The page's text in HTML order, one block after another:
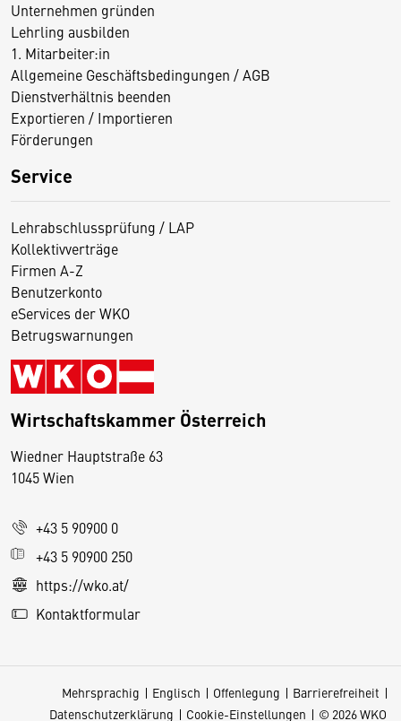
Unternehmen gründen
Lehrling ausbilden
1. Mitarbeiter:in
Allgemeine Geschäftsbedingungen / AGB
Dienstverhältnis beenden
Exportieren / Importieren
Förderungen
Service
Lehrabschlussprüfung / LAP
Kollektivverträge
Firmen A-Z
Benutzerkonto
eServices der WKO
Betrugswarnungen
Wirtschaftskammer Österreich
Wiedner Hauptstraße 63
1045 Wien
+43 5 90900 0
+43 5 90900 250
https://wko.at/
Kontaktformular
Mehrsprachig Englisch Offenlegung
Barrierefreiheit
Datenschutzerklärung
Cookie-Einstellungen © 2026 WKO
D
s
e
S
e